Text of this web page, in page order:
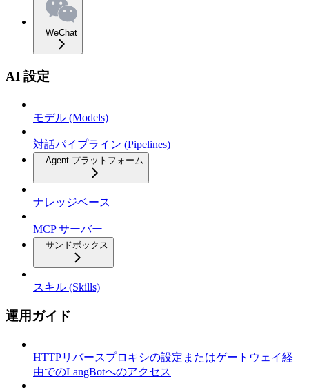
WeChat
AI 設定
モデル (Models)
対話パイプライン (Pipelines)
Agent プラットフォーム
ナレッジベース
MCP サーバー
サンドボックス
スキル (Skills)
運用ガイド
HTTPリバースプロキシの設定またはゲートウェイ経
由でのLangBotへのアクセス